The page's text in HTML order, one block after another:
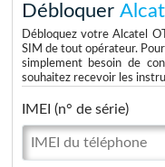
Débloquer
Débloquez votre Alcatel
SIM de tout opérateur.
simplement besoin de
souhaitez recevoir les
IMEI (n° de série)